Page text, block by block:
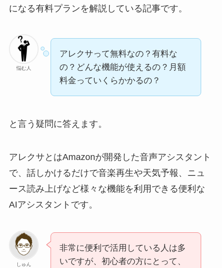
になる有料プランを解説している記事です。
悩む人
アレクサって無料なの？有料な
の？どんな機能が使えるの？月額
料金っていくらかかるの？
と言う疑問に答えます。
アレクサとはAmazonが開発した音声アシスタント
で、話しかけるだけで音楽再生や天気予報、ニュ
ース読み上げなど様々な機能を利用できる便利な
AIアシスタントです。
しゅん
非常に便利で活用している人は多
いですが、初心者の方にとって、